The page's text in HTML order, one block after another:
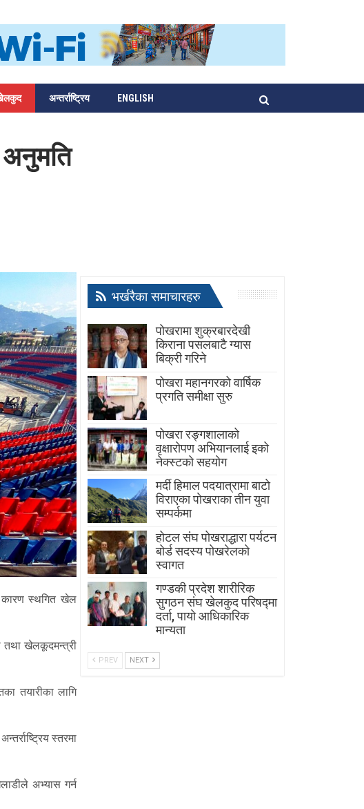
अन्तर्राष्ट्रिय ENGLISH
अनुमति
कारण स्थगित खेल
तथा खेलकूदमन्त्री
तयारीका लागि
स्तरमा
अभ्यास गर्न
भर्खरैका समाचारहरु
पोखरामा शुक्रबारदेखी
किराना पसलबाटै ग्यास
बिक्री गरिने
पोखरा महानगरको वार्षिक
प्रगति समीक्षा सुरु
पोखरा रङ्गशालाको
वृक्षारोपण अभियानलाई इको
नेक्स्टको सहयोग
मर्दी हिमाल पदयात्रामा बाटाे
विराएका पाेखराका तीन युवा
सम्पर्कमा
होटल संघ पोखराद्धारा पर्यटन
बोर्ड सदस्य पोखरेलको
स्वागत
गण्डकी प्रदेश शारीरिक
सुगठन संघ खेलकुद परिषद्मा
दर्ता, पायाे आधिकारिक
मान्यता
PREV NEXT